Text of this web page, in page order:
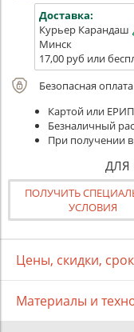
Доставка:
Курьер Карандаш
Минск
17,00 руб или
Безопасная оплата
Картой или ЕРИП
Безналичный
При получении
ДЛЯ
ПОЛУЧИТЬ
УСЛОВИЯ
Цены, скидки,
Материалы и